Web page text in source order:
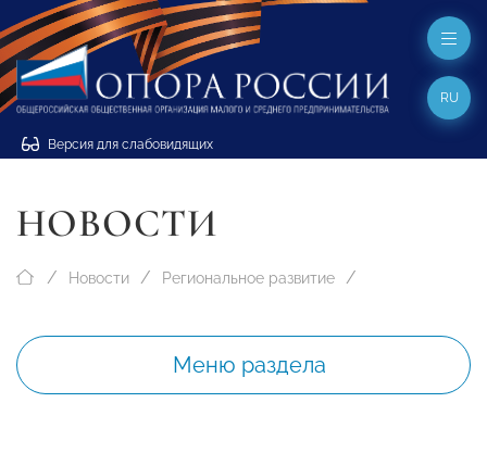
Версия для слабовидящих
RU
НОВОСТИ
Новости Региональное развитие
Меню раздела